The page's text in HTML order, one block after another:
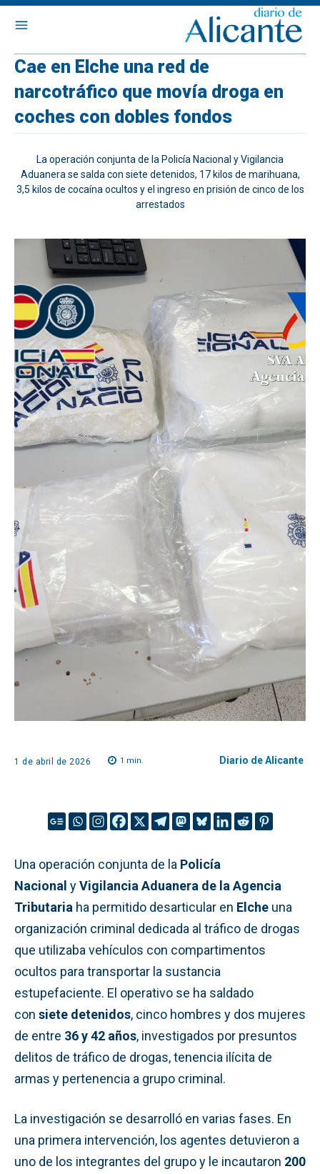
Cae en Elche una red de
narcotráfico que movía droga en
coches con dobles fondos
La operación conjunta de la Policía Nacional y Vigilancia
Aduanera se salda con siete detenidos, 17 kilos de marihuana,
3,5 kilos de cocaína ocultos y el ingreso en prisión de cinco de los
arrestados
1 de abril de 2026 1 min. Diario de Alicante
Una operación conjunta de la Policía
Nacional yVigilancia Aduanera de la Agencia
Tributaria ha permitido desarticular en Elche una
organización criminal dedicada al tráfico de drogas
que utilizaba vehículos con compartimentos
ocultos para transportar la sustancia
estupefaciente. El operativo se ha saldado
con siete detenidos, cinco hombres y dos mujeres
de entre 36 y 42 años, investigados por presuntos
delitos de tráfico de drogas, tenencia ilícita de
armas y pertenencia a grupo criminal.
La investigación se desarrolló en varias fases. En
una primera intervención, los agentes detuvieron a
uno de los integrantes del grupo y le incautaron 200